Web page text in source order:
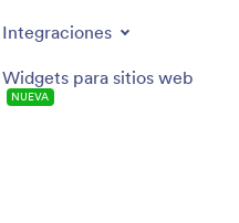
Integraciones
Widgets para sitios web
NUEVA